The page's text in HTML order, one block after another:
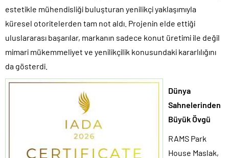
estetikle mühendisliği buluşturan yenilikçi yaklaşımıyla
küresel otoritelerden tam not aldı. Projenin elde ettiği
uluslararası başarılar, markanın sadece konut üretimi ile değil
mimari mükemmeliyet ve yenilikçilik konusundaki kararlılığını
da gösterdi.
Dünya
Sahnelerinden
Büyük Övgü
RAMS Park
House Maslak,